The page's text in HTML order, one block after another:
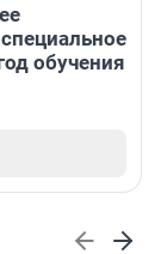
обучения